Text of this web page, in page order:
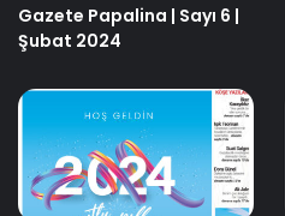
Gazete Papalina | Sayı 6 |
Şubat 2024